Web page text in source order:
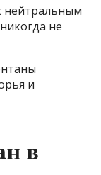
нейтральным
не
и
в